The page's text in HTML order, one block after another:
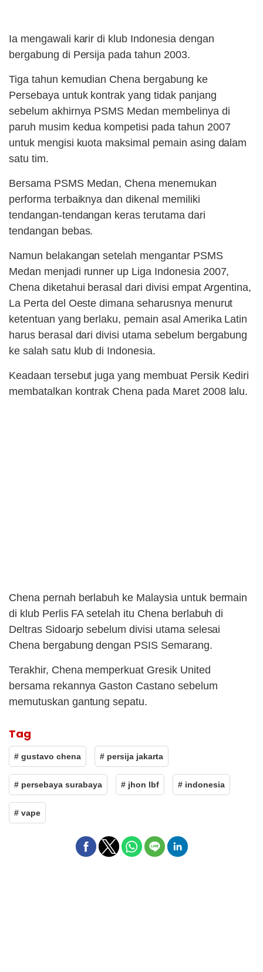
Ia mengawali karir di klub Indonesia dengan
bergabung di Persija pada tahun 2003.
Tiga tahun kemudian Chena bergabung ke
Persebaya untuk kontrak yang tidak panjang
sebelum akhirnya PSMS Medan membelinya di
paruh musim kedua kompetisi pada tahun 2007
untuk mengisi kuota maksimal pemain asing dalam
satu tim.
Bersama PSMS Medan, Chena menemukan
performa terbaiknya dan dikenal memiliki
tendangan-tendangan keras terutama dari
tendangan bebas.
Namun belakangan setelah mengantar PSMS
Medan menjadi runner up Liga Indonesia 2007,
Chena diketahui berasal dari divisi empat Argentina,
La Perta del Oeste dimana seharusnya menurut
ketentuan yang berlaku, pemain asal Amerika Latin
harus berasal dari divisi utama sebelum bergabung
ke salah satu klub di Indonesia.
Keadaan tersebut juga yang membuat Persik Kediri
membatalkan kontrak Chena pada Maret 2008 lalu.
Chena pernah berlabuh ke Malaysia untuk bermain
di klub Perlis FA setelah itu Chena berlabuh di
Deltras Sidoarjo sebelum divisi utama selesai
Chena bergabung dengan PSIS Semarang.
Terakhir, Chena memperkuat Gresik United
bersama rekannya Gaston Castano sebelum
memutuskan gantung sepatu.
Tag
# gustavo chena # persija jakarta
# persebaya surabaya # jhon lbf # indonesia
# vape